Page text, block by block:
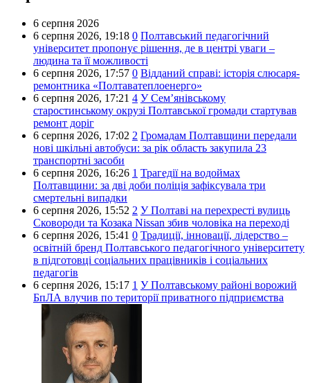
6 серпня 2026
6 серпня 2026, 19:18 0 Полтавський педагогічний
університет пропонує рішення, де в центрі уваги –
людина та її можливості
6 серпня 2026, 17:57 0 Відданий справі: історія слюсаря-
ремонтника «Полтаватеплоенерго»
6 серпня 2026, 17:21 4 У Сем’янівському
старостинському окрузі Полтавської громади стартував
ремонт доріг
6 серпня 2026, 17:02 2 Громадам Полтавщини передали
нові шкільні автобуси: за рік область закупила 23
транспортні засоби
6 серпня 2026, 16:26 1 Трагедії на водоймах
Полтавщини: за дві доби поліція зафіксувала три
смертельні випадки
6 серпня 2026, 15:52 2 У Полтаві на перехресті вулиць
Сковороди та Козака Nissan збив чоловіка на переході
6 серпня 2026, 15:41 0 Традиції, інновації, лідерство –
освітній бренд Полтавського педагогічного університету
в підготовці соціальних працівників і соціальних
педагогів
6 серпня 2026, 15:17 1 У Полтавському районі ворожий
БпЛА влучив по території приватного підприємства